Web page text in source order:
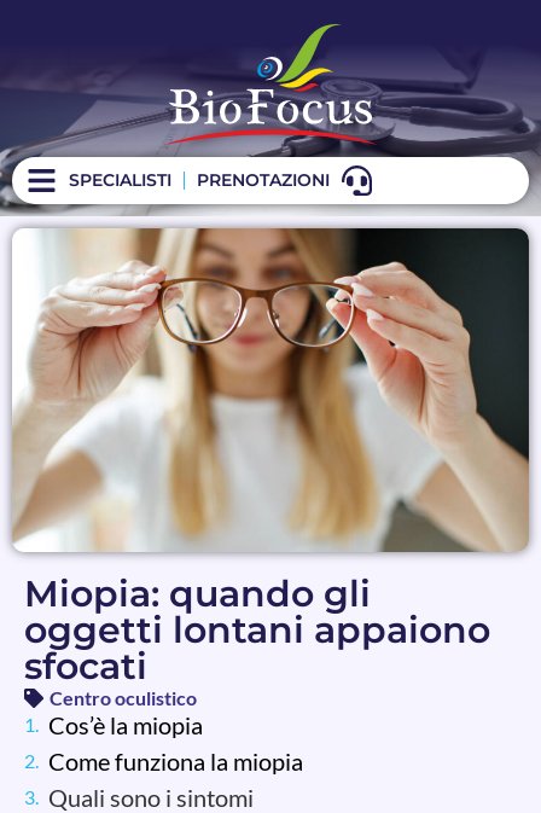
SPECIALISTI PRENOTAZIONI
Miopia: quando gli
oggetti lontani appaiono
sfocati
Centro oculistico
Cos’è la miopia
Come funziona la miopia
Quali sono i sintomi